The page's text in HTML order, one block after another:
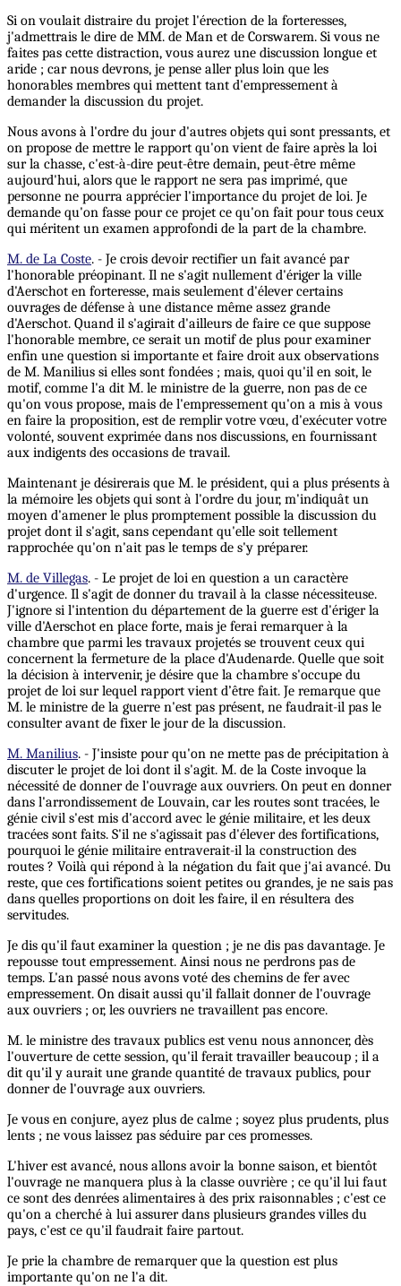
Si on voulait distraire du projet l'érection de la forteresses,
j'admettrais le dire de MM. de Man et de Corswarem. Si vous ne
faites pas cette distraction, vous aurez une discussion longue et
aride ; car nous devrons, je pense aller plus loin que les
honorables membres qui mettent tant d'empressement à
demander la discussion du projet.
Nous avons à l'ordre du jour d'autres objets qui sont pressants, et
on propose de mettre le rapport qu'on vient de faire après la loi
sur la chasse, c'est-à-dire peut-être demain, peut-être même
aujourd'hui, alors que le rapport ne sera pas imprimé, que
personne ne pourra apprécier l'importance du projet de loi. Je
demande qu'on fasse pour ce projet ce qu'on fait pour tous ceux
qui méritent un examen approfondi de la part de la chambre.
M. de La Coste. - Je crois devoir rectifier un fait avancé par
l'honorable préopinant. Il ne s'agit nullement d'ériger la ville
d'Aerschot en forteresse, mais seulement d'élever certains
ouvrages de défense à une distance même assez grande
d'Aerschot. Quand il s'agirait d'ailleurs de faire ce que suppose
l'honorable membre, ce serait un motif de plus pour examiner
enfin une question si importante et faire droit aux observations
de M. Manilius si elles sont fondées ; mais, quoi qu'il en soit, le
motif, comme l'a dit M. le ministre de la guerre, non pas de ce
qu'on vous propose, mais de l'empressement qu'on a mis à vous
en faire la proposition, est de remplir votre vœu, d'exécuter votre
volonté, souvent exprimée dans nos discussions, en fournissant
aux indigents des occasions de travail.
Maintenant je désirerais que M. le président, qui a plus présents à
la mémoire les objets qui sont à l'ordre du jour, m'indiquât un
moyen d'amener le plus promptement possible la discussion du
projet dont il s'agit, sans cependant qu'elle soit tellement
rapprochée qu'on n'ait pas le temps de s'y préparer.
M. de Villegas. - Le projet de loi en question a un caractère
d'urgence. Il s'agit de donner du travail à la classe nécessiteuse.
J'ignore si l'intention du département de la guerre est d'ériger la
ville d'Aerschot en place forte, mais je ferai remarquer à la
chambre que parmi les travaux projetés se trouvent ceux qui
concernent la fermeture de la place d'Audenarde. Quelle que soit
la décision à intervenir, je désire que la chambre s'occupe du
projet de loi sur lequel rapport vient d’être fait. Je remarque que
M. le ministre de la guerre n'est pas présent, ne faudrait-il pas le
consulter avant de fixer le jour de la discussion.
M. Manilius. - J'insiste pour qu'on ne mette pas de précipitation à
discuter le projet de loi dont il s'agit. M. de la Coste invoque la
nécessité de donner de l'ouvrage aux ouvriers. On peut en donner
dans l'arrondissement de Louvain, car les routes sont tracées, le
génie civil s'est mis d'accord avec le génie militaire, et les deux
tracées sont faits. S'il ne s'agissait pas d'élever des fortifications,
pourquoi le génie militaire entraverait-il la construction des
routes ? Voilà qui répond à la négation du fait que j'ai avancé. Du
reste, que ces fortifications soient petites ou grandes, je ne sais pas
dans quelles proportions on doit les faire, il en résultera des
servitudes.
Je dis qu'il faut examiner la question ; je ne dis pas davantage. Je
repousse tout empressement. Ainsi nous ne perdrons pas de
temps. L'an passé nous avons voté des chemins de fer avec
empressement. On disait aussi qu'il fallait donner de l'ouvrage
aux ouvriers ; or, les ouvriers ne travaillent pas encore.
M. le ministre des travaux publics est venu nous annoncer, dès
l'ouverture de cette session, qu'il ferait travailler beaucoup ; il a
dit qu'il y aurait une grande quantité de travaux publics, pour
donner de l'ouvrage aux ouvriers.
Je vous en conjure, ayez plus de calme ; soyez plus prudents, plus
lents ; ne vous laissez pas séduire par ces promesses.
L'hiver est avancé, nous allons avoir la bonne saison, et bientôt
l'ouvrage ne manquera plus à la classe ouvrière ; ce qu'il lui faut
ce sont des denrées alimentaires à des prix raisonnables ; c'est ce
qu'on a cherché à lui assurer dans plusieurs grandes villes du
pays, c'est ce qu'il faudrait faire partout.
Je prie la chambre de remarquer que la question est plus
importante qu'on ne l'a dit.